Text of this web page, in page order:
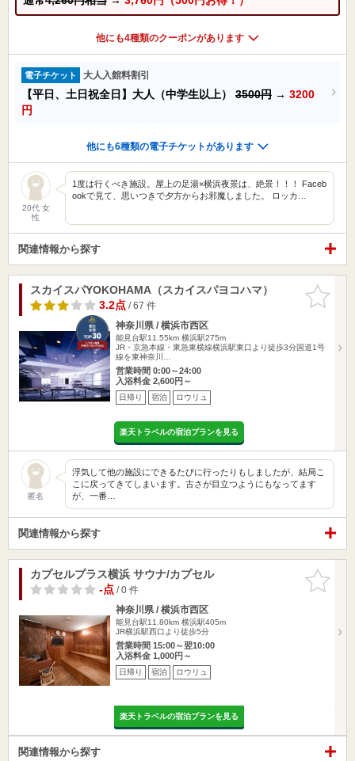
他にも4種類のクーポンがあります
電子チケット 大人入館料割引
【平日、土日祝全日】大人（中学生以上） 3500円 → 3200
円
他にも6種類の電子チケットがあります
20代 女
性
1度は行くべき施設。屋上の足湯×横浜夜景は、絶景！！！ Faceb
ookで見て、思いつきで夕方からお邪魔しました。 ロッカ…
関連情報から探す
お気に入
りに追加
スカイスパYOKOHAMA（スカイスパヨコハマ）
3.2点/ 67 件
神奈川県 / 横浜市西区
能見台駅11.55km 横浜駅275m
JR・京急本線・東急東横線横浜駅東口より徒歩3分国道1号
線を東神奈川…
営業時間 0:00～24:00
入浴料金 2,600円～
日帰り 宿泊 ロウリュ
楽天トラベルの宿泊プランを見る
匿名
浮気して他の施設にできるたびに行ったりもしましたが、結局こ
こに戻ってきてしまいます。古さが目立つようにもなってます
が、一番…
関連情報から探す
お気に入
りに追加
カプセルプラス横浜 サウナ/カプセル
-点/ 0 件
神奈川県 / 横浜市西区
能見台駅11.80km 横浜駅405m
JR横浜駅西口より徒歩5分
営業時間 15:00～翌10:00
入浴料金 1,000円～
日帰り 宿泊 ロウリュ
楽天トラベルの宿泊プランを見る
関連情報から探す